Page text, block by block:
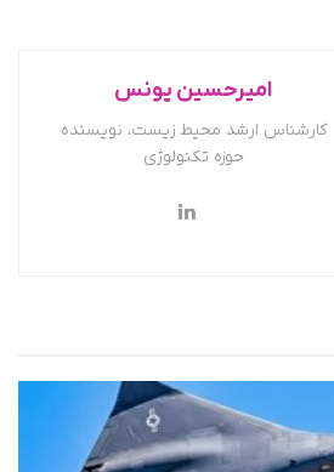
امیرحسین یونس
کارشناس ارشد محیط زیست، نویسنده
حوزه تکنولوژی